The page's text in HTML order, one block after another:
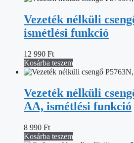
Vezeték nélküli
ismétlési funkció
12 990 Ft
Kosárba teszem
Vezeték nélküli
AA, ismétlési funkció
8 990 Ft
Kosárba teszem